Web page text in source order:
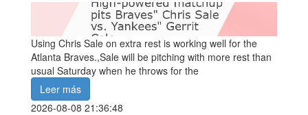
Using Chris Sale on extra rest is working well for the
Atlanta Braves.,Sale will be pitching with more rest than
usual Saturday when he throws for the
Leer más
2026-08-08 21:36:48